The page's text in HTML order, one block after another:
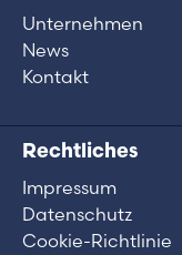
Unternehmen
News
Kontakt
Rechtliches
Impressum
Datenschutz
Cookie-Richtlinie